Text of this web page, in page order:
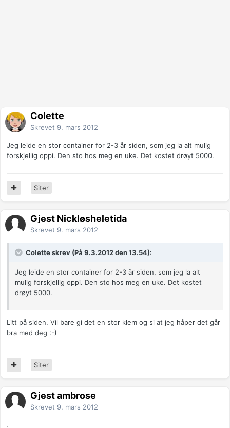
Colette
Skrevet 9. mars 2012
Jeg leide en stor container for 2-3 år siden, som jeg la alt mulig
forskjellig oppi. Den sto hos meg en uke. Det kostet drøyt 5000.
Siter
Gjest Nickløsheletida
Skrevet 9. mars 2012
Colette skrev (På 9.3.2012 den 13.54):
Jeg leide en stor container for 2-3 år siden, som jeg la alt
mulig forskjellig oppi. Den sto hos meg en uke. Det kostet
drøyt 5000.
Litt på siden. Vil bare gi det en stor klem og si at jeg håper det går
bra med deg :-)
Siter
Gjest ambrose
Skrevet 9. mars 2012
.